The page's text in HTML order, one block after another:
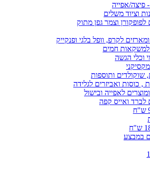
פיצה/אפייה
וציוד משלים
לפופקורן וצמר גפן מתוק
לקרפ, וופל בלגי ופנקייק
חמים
וכלי הגשה
שוקולדים ותוספות
, כוסות ואביזרים לגלידה
לאפייה ובישול
לברד ואייס קפה
במבצע